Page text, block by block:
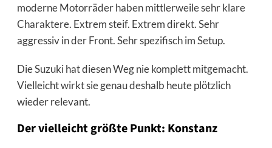
moderne Motorräder haben mittlerweile sehr klare
Charaktere. Extrem steif. Extrem direkt. Sehr
aggressiv in der Front. Sehr spezifisch im Setup.
Die Suzuki hat diesen Weg nie komplett mitgemacht.
Vielleicht wirkt sie genau deshalb heute plötzlich
wieder relevant.
Der vielleicht größte Punkt: Konstanz